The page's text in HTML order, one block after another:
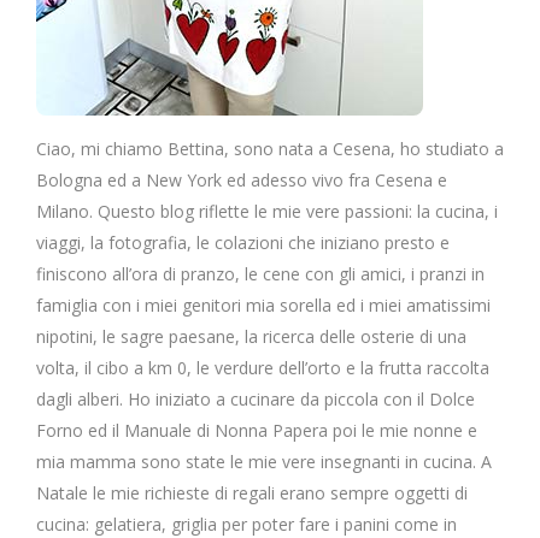
Ciao, mi chiamo Bettina, sono nata a Cesena, ho studiato a
Bologna ed a New York ed adesso vivo fra Cesena e
Milano. Questo blog riflette le mie vere passioni: la cucina, i
viaggi, la fotografia, le colazioni che iniziano presto e
finiscono all’ora di pranzo, le cene con gli amici, i pranzi in
famiglia con i miei genitori mia sorella ed i miei amatissimi
nipotini, le sagre paesane, la ricerca delle osterie di una
volta, il cibo a km 0, le verdure dell’orto e la frutta raccolta
dagli alberi. Ho iniziato a cucinare da piccola con il Dolce
Forno ed il Manuale di Nonna Papera poi le mie nonne e
mia mamma sono state le mie vere insegnanti in cucina. A
Natale le mie richieste di regali erano sempre oggetti di
cucina: gelatiera, griglia per poter fare i panini come in